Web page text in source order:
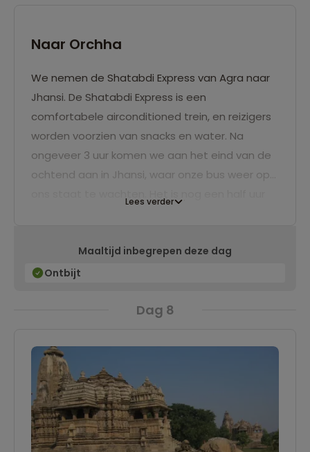
Naar Orchha
We nemen de Shatabdi Express van Agra naar
Jhansi. De Shatabdi Express is een
comfortabele airconditioned trein, en reizigers
worden voorzien van snacks en water. Na
ongeveer 3 uur komen we aan het eind van de
ochtend aan in Jhansi, waar onze bus weer op
sprookjes vertellen van de heersers in vroegere
tijden. Hoogtepunten in Orchha zijn de 17-
Ram Raja Tempel. We overnachten in een
Lees verder
Maaltijd inbegrepen deze dag
Ontbijt
Dag 8